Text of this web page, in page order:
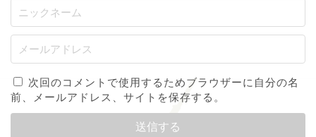
次回のコメントで使用するためブラウザーに自分の名
前、メールアドレス、サイトを保存する。